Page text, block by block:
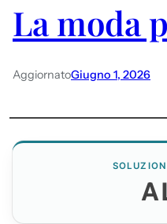
La moda
AggiornatoGiugno 1, 2026